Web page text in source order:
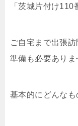
「茨城片付け110
ご自宅まで出張
準備も必要ありま
基本的にどんなも